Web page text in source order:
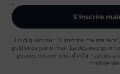
S'inscrire
En cliquant sur "S'inscrire
publicités par e-mail. La désinscription
pouvez trouver plus d'informations à